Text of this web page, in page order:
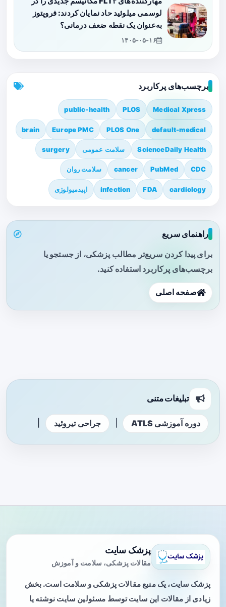
لوسمی میلوئید حاد نمایان کردند: فروپتوز
به‌عنوان یک نقطه ضعف درمانی؟
۱۴۰۵-۰۵-۱۶
برچسب‌های پرکاربرد
Medical Xpress
PLOS
public-health
default-medical
PLOS One
Europe PMC
brain
ScienceDaily Health سلامت عمومی surgery
CDC
PubMed
cancer سلامت روان
cardiology
FDA
infection اپیدمیولوژی
راهنمای سریع
برای پیدا کردن سریع‌تر مطالب پزشکی، از جستجو یا
برچسب‌های پرکاربرد استفاده کنید.
صفحه اصلی
تبلیغات متنی
دوره آموزشی ATLS جراحی تیروئید
پزشک سایت
مقالات پزشکی، سلامت و آموزش
پزشک سایت، یک منبع مقالات پزشکی و سلامت است. بخش
زیادی از مقالات این سایت توسط مسئولین سایت نوشته یا